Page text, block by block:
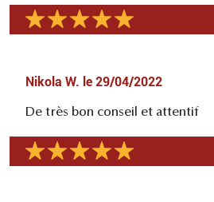
Nikola W. le 29/04/2022
De très bon conseil et attentif